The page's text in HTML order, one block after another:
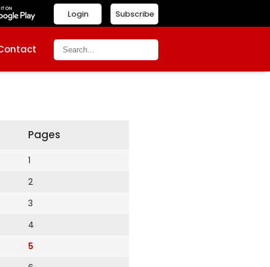
Subscribe
Login
Pages
1
2
3
4
5